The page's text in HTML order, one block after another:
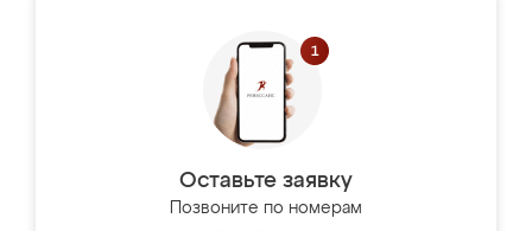
Оставьте заявку
Позвоните по номерам